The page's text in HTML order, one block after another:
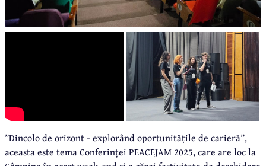
”Dincolo de orizont - explorând oportunitățile de carieră”,
aceasta este tema Conferinței PEACEJAM 2025, care are loc la